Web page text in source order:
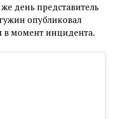
день представитель
опубликовал
в момент инцидента.